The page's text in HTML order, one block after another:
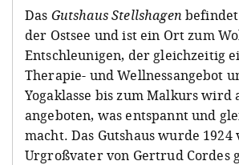
Das Gutshaus Stellshagen
der Ostsee und ist ein Ort zum
Entschleunigen, der gleichzeitig
Therapie- und Wellnessangebot
Yogaklasse bis zum Malkurs wird
angeboten, was entspannt und
macht. Das Gutshaus wurde 1924
Urgroßvater von Gertrud Cordes